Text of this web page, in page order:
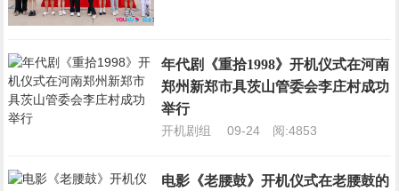
年代剧《重拾1998》开机仪式在河南
郑州新郑市具茨山管委会李庄村成功
举行
开机剧组 09-24 阅:4853
电影《老腰鼓》开机仪式在老腰鼓的